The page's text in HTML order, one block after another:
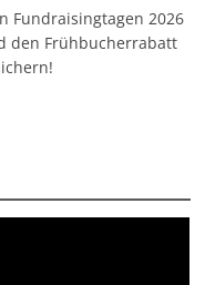
Fundraisingtagen 2026
den Frühbucherrabatt